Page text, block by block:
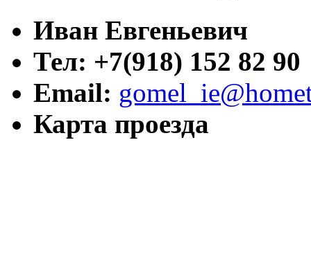
Иван Евгеньевич
Тел: +7(918) 152 82 90
Email:
Карта проезда